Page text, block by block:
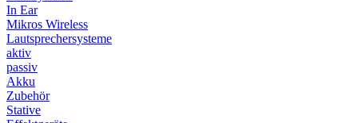
In Ear
Mikros Wireless
Lautsprechersysteme
aktiv
passiv
Akku
Zubehör
Stative